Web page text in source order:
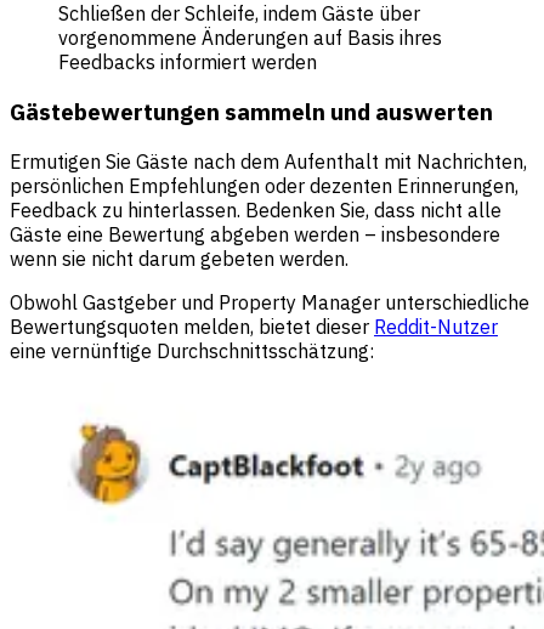
Schließen der Schleife, indem Gäste über
vorgenommene Änderungen auf Basis ihres
Feedbacks informiert werden
Gästebewertungen sammeln und auswerten
Ermutigen Sie Gäste nach dem Aufenthalt mit Nachrichten,
persönlichen Empfehlungen oder dezenten Erinnerungen,
Feedback zu hinterlassen. Bedenken Sie, dass nicht alle
Gäste eine Bewertung abgeben werden – insbesondere
wenn sie nicht darum gebeten werden.
Obwohl Gastgeber und Property Manager unterschiedliche
Bewertungsquoten melden, bietet dieser Reddit-Nutzer
eine vernünftige Durchschnittsschätzung: